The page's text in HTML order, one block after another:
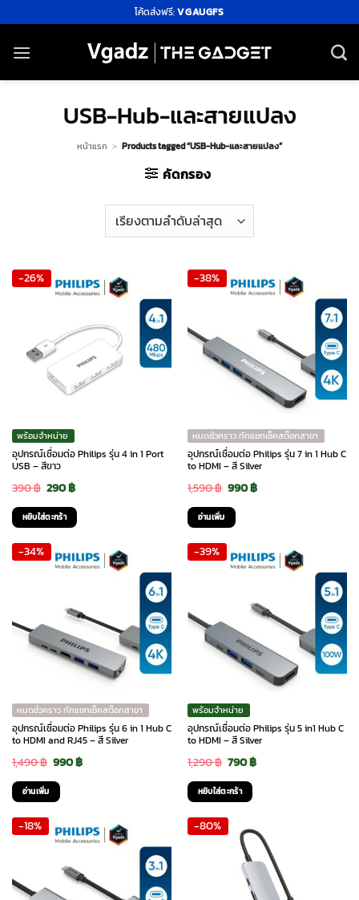
ไป
ยัง
โค้ดส่งฟรี:VGAUGFS
USB-Hub-และสายแปลง
หน้าแรก > Products tagged “USB-Hub-และสายแปลง”
คัดกรอง
-26%
พร้อมจำหน่าย
อุปกรณ์เชื่อมต่อ Philips รุ่น 4 in 1 Port
USB – สีขาว
390฿ Original
price
was:
390 ฿.
290฿Current
price
is:
290 ฿.
หยิบใส่ตะกร้า
-38%
หมดชั่วคราว ทักแชทเช็คสต๊อกสาขา
อุปกรณ์เชื่อมต่อ Philips รุ่น 7 in 1 Hub C
to HDMI – สี Silver
1,590฿ Original
price
was:
1,590 ฿.
990฿Current
990 ฿.
อ่านเพิ่ม
-34%
หมดชั่วคราว ทักแชทเช็คสต๊อกสาขา
อุปกรณ์เชื่อมต่อ Philips รุ่น 6 in 1 Hub C
to HDMI and RJ45 – สี Silver
1,490฿ Original
price
was:
1,490 ฿.
990฿Current
990 ฿.
อ่านเพิ่ม
-39%
พร้อมจำหน่าย
อุปกรณ์เชื่อมต่อ Philips รุ่น 5 in1 Hub C
to HDMI – สี Silver
1,290฿ Original
price
was:
1,290 ฿.
790฿Current
790 ฿.
หยิบใส่ตะกร้า
-18% -80%